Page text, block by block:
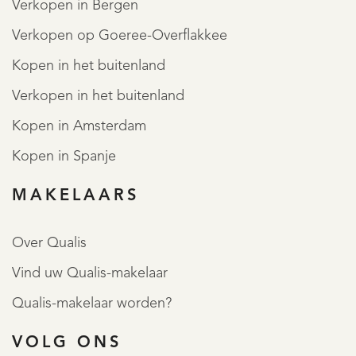
haar weidse natuur, watergebieden en karakteristieke
veen- en weidelandschappen. Hierdoor is het een rustige
woonomgeving met volop mogelijkheden voor wandelen,
fietsen en recreatie in de natuur.
We ontvangen je graag binnenkort bij deze sfeervolle en
Schaarweg 12 te Sint Jansklooster.
MINDER LEZEN
Verkopen in Bergen
Verkopen op Goeree-Overflakkee
Kopen in het buitenland
Verkopen in het buitenland
Kopen in Amsterdam
Kopen in Spanje
MAKELAARS
Over Qualis
Vind uw Qualis-makelaar
Qualis-makelaar worden?
VOLG ONS